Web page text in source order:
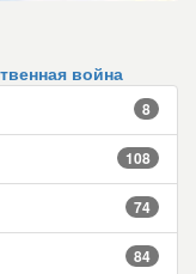
война
8
108
74
84